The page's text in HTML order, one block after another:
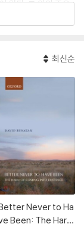
왔다. 그 외의 주요
곤경』, 등이 있다.
에 반대하는 순진한 논
?」, 「생식의 자유와
출생주의를 찬성하
최신순
Never to Ha
Been: The Harm